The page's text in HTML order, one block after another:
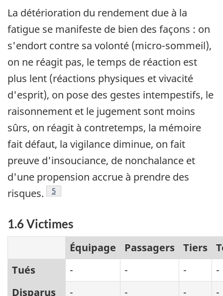
La détérioration du rendement due à la
fatigue se manifeste de bien des façons : on
s'endort contre sa volonté (micro-sommeil),
on ne réagit pas, le temps de réaction est
plus lent (réactions physiques et vivacité
d'esprit), on pose des gestes intempestifs, le
raisonnement et le jugement sont moins
sûrs, on réagit à contretemps, la mémoire
fait défaut, la vigilance diminue, on fait
preuve d'insouciance, de nonchalance et
d'une propension accrue à prendre des
risques.
Note de bas de page
5
1.6 Victimes
Équipage Passagers Tiers
Tués
- - -
-
Disparus
- - - -